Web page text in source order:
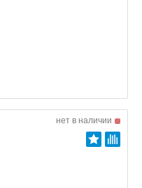
нет в наличии